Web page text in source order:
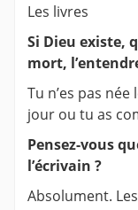
Les livres
Si Dieu existe,
mort,
Tu n’es pas
jour ou tu as
Pensez-vous
l’écrivain ?
Absolument.